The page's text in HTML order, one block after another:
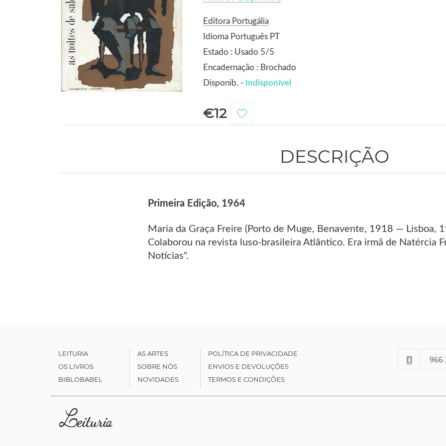
Editora Portugália
Idioma Português PT
Estado : Usado 5/5
Encadernação : Brochado
Disponib. - Indisponível
€12
DESCRIÇÃO
Primeira Edição, 1964
Maria da Graça Freire (Porto de Muge, Benavente, 1918 — Lisboa,
Colaborou na revista luso-brasileira Atlântico. Era irmã de Natércia
Notícias".
LEITURIA
OS LIVROS
BIBLOBABEL
AS ARTES
SOBRE NÓS
NOVIDADES
POLÍTICA DE PRIVACIDADE
ENVIOS E DEVOLUÇÕES
TERMOS E CONDIÇÕES
966